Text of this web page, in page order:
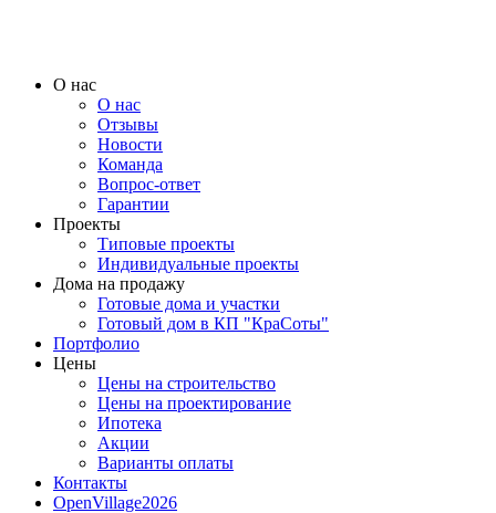
О нас
О нас
Отзывы
Новости
Команда
Вопрос-ответ
Гарантии
Проекты
Типовые проекты
Индивидуальные проекты
Дома на продажу
Готовые дома и участки
Готовый дом в КП "КраСоты"
Портфолио
Цены
Цены на строительство
Цены на проектирование
Ипотека
Акции
Варианты оплаты
Контакты
OpenVillage2026